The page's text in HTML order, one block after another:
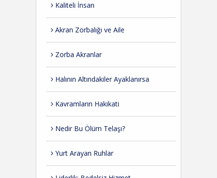
Kaliteli İnsan
Akran Zorbalığı ve Aile
Zorba Akranlar
Halının Altındakiler Ayaklanırsa
Kavramların Hakikati
Nedir Bu Ölüm Telaşı?
Yurt Arayan Ruhlar